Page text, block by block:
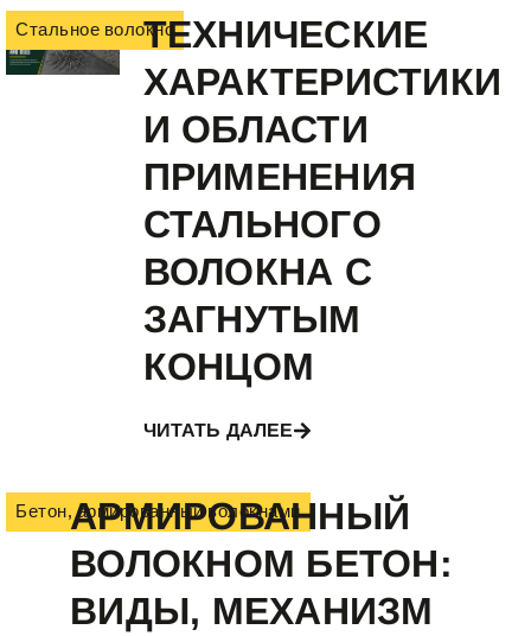
Стальное волокноТЕХНИЧЕСКИЕ
ХАРАКТЕРИСТИКИ
И ОБЛАСТИ
ПРИМЕНЕНИЯ
СТАЛЬНОГО
ВОЛОКНА С
ЗАГНУТЫМ
КОНЦОМ
ЧИТАТЬ ДАЛЕЕ
Бетон, армированный волокнами
АРМИРОВАННЫЙ
ВОЛОКНОМ БЕТОН:
ВИДЫ, МЕХАНИЗМ